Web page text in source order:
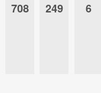
708 249 6